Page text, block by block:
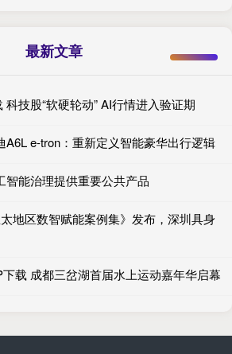
最新文章
技股“软硬轮动” AI行情进入验证期
A6L e-tron：重新定义智能豪华出行逻辑
智能治理提供重要公共产品
地区数智赋能案例集》发布，深圳具身
载 成都三岔湖首届水上运动嘉年华启幕